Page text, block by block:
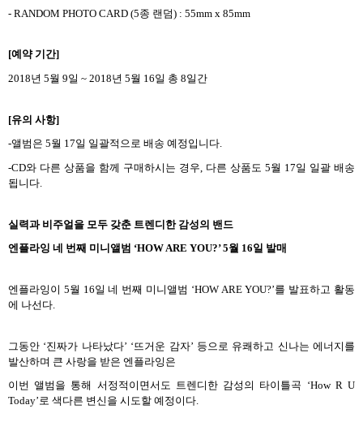
- RANDOM PHOTO CARD (5종 랜덤) : 55mm x 85mm
[예약 기간]
2018년 5월 9일 ~ 2018년 5월 16일 총 8일간
[유의 사항]
-앨범은 5월 17일 일괄적으로 배송 예정입니다.
-CD와 다른 상품을 함께 구매하시는 경우, 다른 상품도 5월 17일 일괄 배송
됩니다.
실력과 비주얼을 모두 갖춘 트렌디한 감성의 밴드
엔플라잉 네 번째 미니앨범 ‘HOW ARE YOU?’ 5월 16일 발매
엔플라잉이 5월 16일 네 번째 미니앨범 ‘HOW ARE YOU?’를 발표하고 활동
에 나선다.
그동안 ‘진짜가 나타났다’ ‘뜨거운 감자’ 등으로 유쾌하고 신나는 에너지를
발산하며 큰 사랑을 받은 엔플라잉은
이번 앨범을 통해 서정적이면서도 트렌디한 감성의 타이틀곡 ‘How R U
Today’로 색다른 변신을 시도할 예정이다.